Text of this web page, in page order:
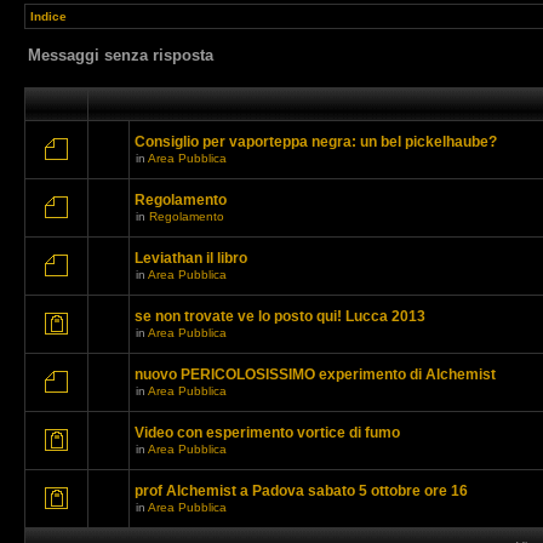
Indice
Messaggi senza risposta
Consiglio per vaporteppa negra: un bel pickelhaube?
in Area Pubblica
Regolamento
in Regolamento
Leviathan il libro
in Area Pubblica
se non trovate ve lo posto qui! Lucca 2013
in Area Pubblica
nuovo PERICOLOSISSIMO experimento di Alchemist
in Area Pubblica
Video con esperimento vortice di fumo
in Area Pubblica
prof Alchemist a Padova sabato 5 ottobre ore 16
in Area Pubblica